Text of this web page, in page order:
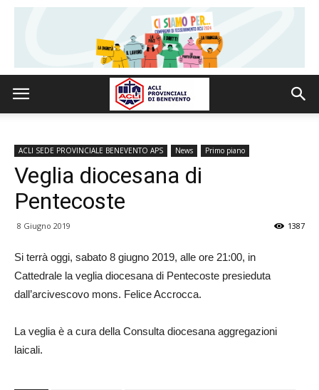
ACLI SEDE PROVINCIALE BENEVENTO APS News Primo piano
Veglia diocesana di
Pentecoste
8 Giugno 2019 1387
Si terrà oggi, sabato 8 giugno 2019, alle ore 21:00, in
Cattedrale la veglia diocesana di Pentecoste presieduta
dall’arcivescovo mons. Felice Accrocca.
La veglia è a cura della Consulta diocesana aggregazioni
laicali.